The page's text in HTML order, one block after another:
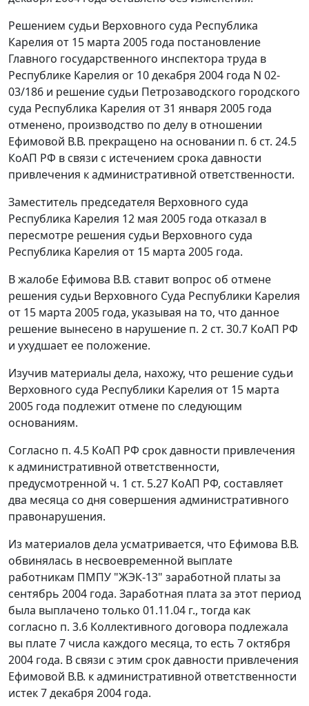
Решением судьи Верховного суда Республика
Карелия от 15 марта 2005 года постановление
Главного государственного инспектора труда в
Республике Карелия or 10 декабря 2004 года N 02-
03/186 и решение судьи Петрозаводского городского
суда Республика Карелия от 31 января 2005 года
отменено, производство по делу в отношении
Ефимовой В.В. прекращено на основании п. 6 ст. 24.5
КоАП РФ в связи с истечением срока давности
привлечения к административной ответственности.
Заместитель председателя Верховного суда
Республика Карелия 12 мая 2005 года отказал в
пересмотре решения судьи Верховного суда
Республика Карелия от 15 марта 2005 года.
В жалобе Ефимова В.В. ставит вопрос об отмене
решения судьи Верховного Суда Республики Карелия
от 15 марта 2005 года, указывая на то, что данное
решение вынесено в нарушение п. 2 ст. 30.7 КоАП РФ
и ухудшает ее положение.
Изучив материалы дела, нахожу, что решение судьи
Верховного суда Республики Карелия от 15 марта
2005 года подлежит отмене по следующим
основаниям.
Согласно п. 4.5 КоАП РФ срок давности привлечения
к административной ответственности,
предусмотренной ч. 1 ст. 5.27 КоАП РФ, составляет
два месяца со дня совершения административного
правонарушения.
Из материалов дела усматривается, что Ефимова В.В.
обвинялась в несвоевременной выплате
работникам ПМПУ "ЖЭК-13" заработной платы за
сентябрь 2004 года. Заработная плата за этот период
была выплачено только 01.11.04 г., тогда как
согласно п. 3.6 Коллективного договора подлежала
вы плате 7 числа каждого месяца, то есть 7 октября
2004 года. В связи с этим срок давности привлечения
Ефимовой В.В. к административной ответственности
истек 7 декабря 2004 года.